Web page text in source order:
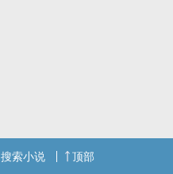
搜索小说 顶部